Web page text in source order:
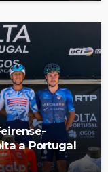
a Portugal